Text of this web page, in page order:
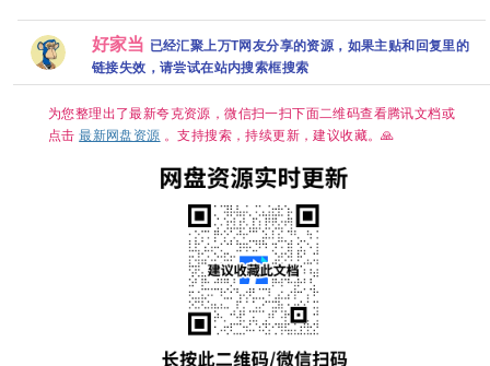
字】【SDR
DDP5.1】
【完结】网
盘资源观看
锐
【韩语】
【中文字
幕】
惊悚
好家当 已经汇聚上万T网友分享的资源，如果主贴和回复里的
链接失效，请尝试在站内搜索框搜索
为您整理出了最新夸克资源，微信扫一扫下面二维码查看腾讯文档或
点击最新网盘资源 。支持搜索，持续更新，建议收藏。🙏